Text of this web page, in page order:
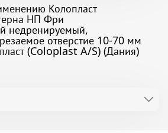
Колопласт
НП Фри
недренируемый,
отверстие 10-70 мм
(Coloplast A/S) (Дания)